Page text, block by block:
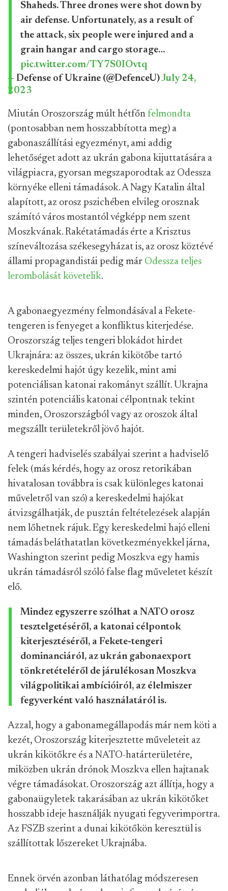
Shaheds. Three drones were shot down by
air defense. Unfortunately, as a result of
the attack, six people were injured and a
grain hangar and cargo storage…
pic.twitter.com/TY7S0IOvtq
— Defense of Ukraine (@DefenceU)July 24,
2023
Miután Oroszország múlt hétfőn felmondta
(pontosabban nem hosszabbította meg) a
gabonaszállítási egyezményt, ami addig
lehetőséget adott az ukrán gabona kijuttatására a
világpiacra, gyorsan megszaporodtak az Odessza
környéke elleni támadások. A Nagy Katalin által
alapított, az orosz pszichében elvileg orosznak
számító város mostantól végképp nem szent
Moszkvának. Rakétatámadás érte a Krisztus
színeváltozása székesegyházat is, az orosz köztévé
állami propagandistái pedig már Odessza teljes
lerombolását követelik.
A gabonaegyezmény felmondásával a Fekete-
tengeren is fenyeget a konfliktus kiterjedése.
Oroszország teljes tengeri blokádot hirdet
Ukrajnára: az összes, ukrán kikötőbe tartó
kereskedelmi hajót úgy kezelik, mint ami
potenciálisan katonai rakományt szállít. Ukrajna
szintén potenciális katonai célpontnak tekint
minden, Oroszországból vagy az oroszok által
megszállt területekről jövő hajót.
A tengeri hadviselés szabályai szerint a hadviselő
felek (más kérdés, hogy az orosz retorikában
hivatalosan továbbra is csak különleges katonai
műveletről van szó) a kereskedelmi hajókat
átvizsgálhatják, de pusztán feltételezések alapján
nem lőhetnek rájuk. Egy kereskedelmi hajó elleni
támadás beláthatatlan következményekkel járna,
Washington szerint pedig Moszkva egy hamis
ukrán támadásról szóló false flag műveletet készít
elő.
Mindez egyszerre szólhat a NATO orosz
tesztelgetéséről, a katonai célpontok
kiterjesztéséről, a Fekete-tengeri
dominanciáról, az ukrán gabonaexport
tönkretételéről de járulékosan Moszkva
világpolitikai ambícióiról, az élelmiszer
fegyverként való használatáról is.
Azzal, hogy a gabonamegállapodás már nem köti a
kezét, Oroszország kiterjesztette műveleteit az
ukrán kikötőkre és a NATO-határterületére,
miközben ukrán drónok Moszkva ellen hajtanak
végre támadásokat. Oroszország azt állítja, hogy a
gabonaügyletek takarásában az ukrán kikötőket
hosszabb ideje használják nyugati fegyverimportra.
Az FSZB szerint a dunai kikötőkön keresztül is
szállítottak lőszereket Ukrajnába.
Ennek örvén azonban láthatólag módszeresen